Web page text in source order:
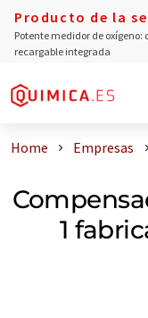
Producto de la
Potente medidor de
recargable integrada
Home Empresas
1